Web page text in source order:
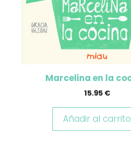
Marcelina en la
15.95 €
Añadir al carrito